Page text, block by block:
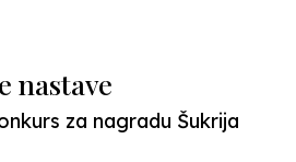
nastave
za nagradu Šukrija